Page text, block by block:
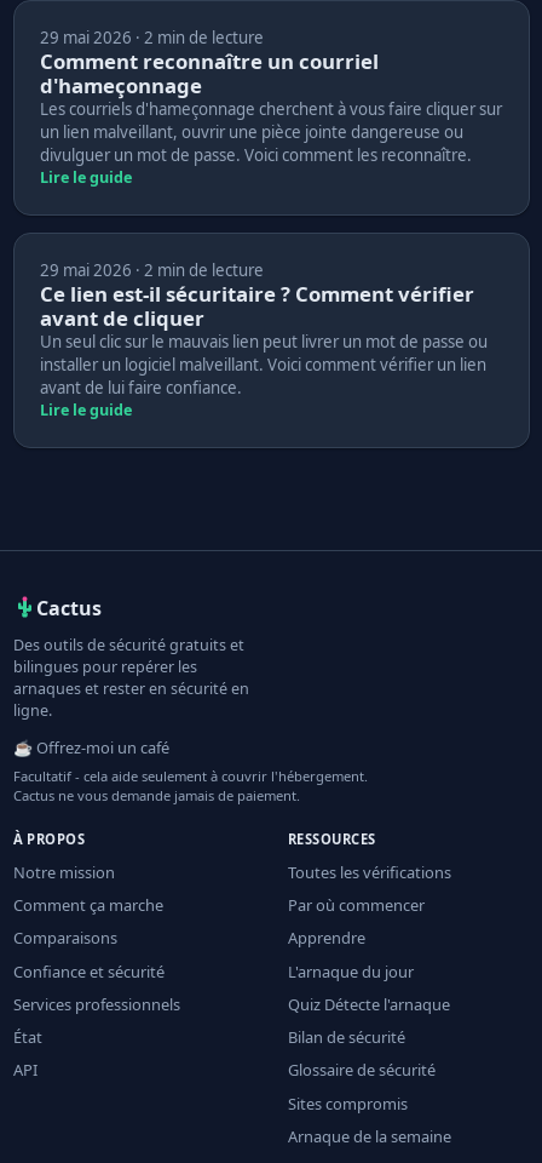
29 mai 2026 · 2 min de lecture
Comment reconnaître un courriel
d'hameçonnage
Les courriels d'hameçonnage cherchent à vous faire cliquer sur
un lien malveillant, ouvrir une pièce jointe dangereuse ou
divulguer un mot de passe. Voici comment les reconnaître.
Lire le guide
29 mai 2026 · 2 min de lecture
Ce lien est-il sécuritaire ? Comment vérifier
avant de cliquer
Un seul clic sur le mauvais lien peut livrer un mot de passe ou
installer un logiciel malveillant. Voici comment vérifier un lien
avant de lui faire confiance.
Lire le guide
Cactus
Des outils de sécurité gratuits et
bilingues pour repérer les
arnaques et rester en sécurité en
ligne.
☕ Offrez-moi un café
Facultatif - cela aide seulement à couvrir l'hébergement.
Cactus ne vous demande jamais de paiement.
À PROPOS
Notre mission
Comment ça marche
Comparaisons
Confiance et sécurité
Services professionnels
État
API
RESSOURCES
Toutes les vérifications
Par où commencer
Apprendre
L'arnaque du jour
Quiz Détecte l'arnaque
Bilan de sécurité
Glossaire de sécurité
Sites compromis
Arnaque de la semaine